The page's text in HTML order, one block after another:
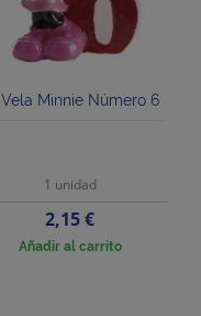
Vela Minnie Número 6
1 unidad
Precio
2,15 €
Añadir al carrito